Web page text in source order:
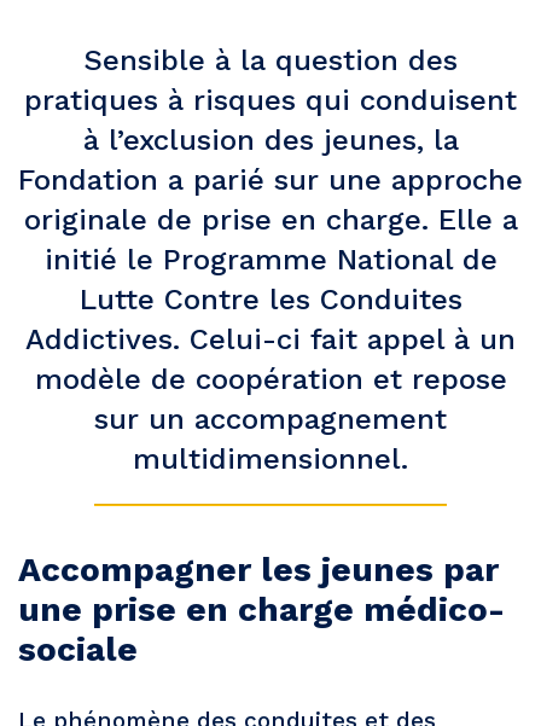
Sensible à la question des
pratiques à risques qui conduisent
à l’exclusion des jeunes, la
Fondation a parié sur une approche
originale de prise en charge. Elle a
initié le Programme National de
Lutte Contre les Conduites
Addictives. Celui-ci fait appel à un
modèle de coopération et repose
sur un accompagnement
multidimensionnel.
Accompagner les jeunes par
une prise en charge médico-
sociale